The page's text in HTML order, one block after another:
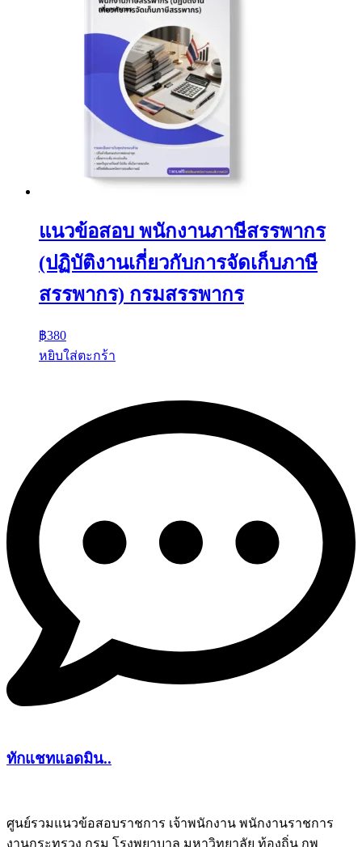
แนวข้อสอบ พนักงานภาษีสรรพากร
(ปฏิบัติงานเกี่ยวกับการจัดเก็บภาษี
สรรพากร) กรมสรรพากร
฿380
หยิบใส่ตะกร้า
ทักแชทแอดมิน..
ศูนย์รวมแนวข้อสอบราชการ เจ้าพนักงาน พนักงานราชการ
งานกระทรวง กรม โรงพยาบาล มหาวิทยาลัย ท้องถิ่น กพ